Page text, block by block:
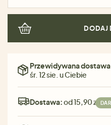
DODAJ
Przewidywana
śr. 12 sie. u Ciebie
Dostawa:od 15,90 zł